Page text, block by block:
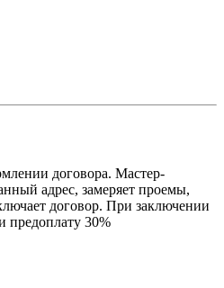
договора. Мастер-
адрес, замеряет проемы,
договор. При заключении
предоплату 30%